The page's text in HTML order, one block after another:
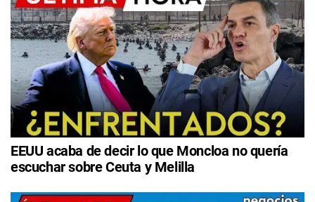
EEUU acaba de decir lo que Moncloa no quería
escuchar sobre Ceuta y Melilla